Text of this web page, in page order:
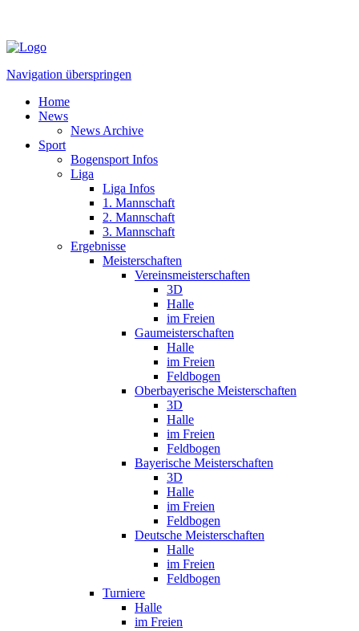
Navigation überspringen
Home
News
News Archive
Sport
Bogensport Infos
Liga
Liga Infos
1. Mannschaft
2. Mannschaft
3. Mannschaft
Ergebnisse
Meisterschaften
Vereinsmeisterschaften
3D
Halle
im Freien
Gaumeisterschaften
Halle
im Freien
Feldbogen
Oberbayerische Meisterschaften
3D
Halle
im Freien
Feldbogen
Bayerische Meisterschaften
3D
Halle
im Freien
Feldbogen
Deutsche Meisterschaften
Halle
im Freien
Feldbogen
Turniere
Halle
im Freien